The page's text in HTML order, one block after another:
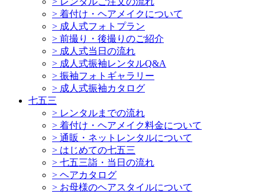
> 着付け・ヘアメイクについて
> 成人式フォトプラン
> 前撮り・後撮りのご紹介
> 成人式当日の流れ
> 成人式振袖レンタルQ&A
> 振袖フォトギャラリー
> 成人式振袖カタログ
七五三
> レンタルまでの流れ
> 着付け・ヘアメイク料金について
> 通販・ネットレンタルについて
> はじめての七五三
> 七五三詣・当日の流れ
> ヘアカタログ
> お母様のヘアスタイルについて